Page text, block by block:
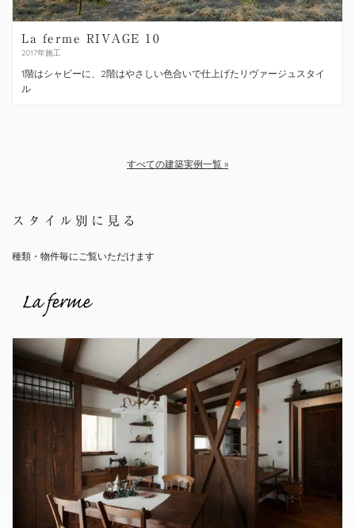
La ferme RIVAGE 10
2017年施工
1階はシャビーに、2階はやさしい色合いで仕上げたリヴァージュスタイ
ル
すべての建築実例一覧
スタイル別に見る
種類・物件毎にご覧いただけます